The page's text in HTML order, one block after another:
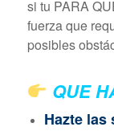
si tu PARA
fuerza que
posibles
QUE
Hazte